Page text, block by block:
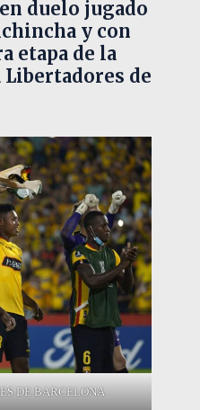
duelo jugado
y con
etapa de la
de
DE BARCELONA